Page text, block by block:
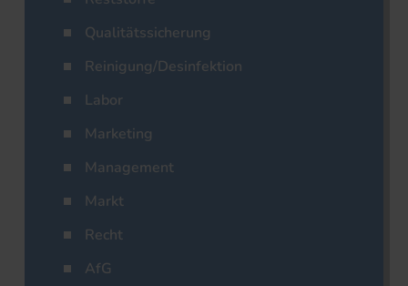
Qualitätssicherung
Reinigung/Desinfektion
Labor
Marketing
Management
Markt
Recht
AfG